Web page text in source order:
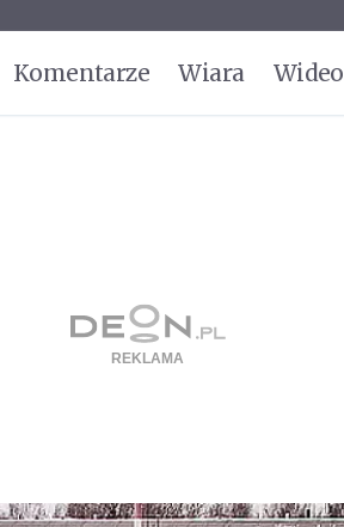
Komentarze Wiara Wideo